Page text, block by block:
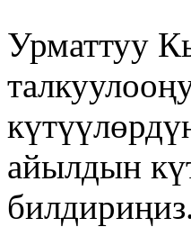
Урматтуу
айылдын